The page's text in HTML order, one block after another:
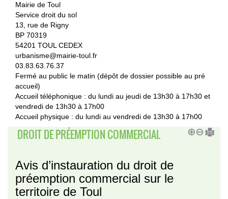
Mairie de Toul
Service droit du sol
13, rue de Rigny
BP 70319
54201 TOUL CEDEX
urbanisme@mairie-toul.fr
03.83.63.76.37
Fermé au public le matin (dépôt de dossier possible au pré
accueil)
Accueil téléphonique : du lundi au jeudi de 13h30 à 17h30 et
vendredi de 13h30 à 17h00
Accueil physique : du lundi au vendredi de 13h30 à 17h00
DROIT DE PRÉEMPTION COMMERCIAL
Avis d’instauration du droit de
préemption commercial sur le
territoire de Toul